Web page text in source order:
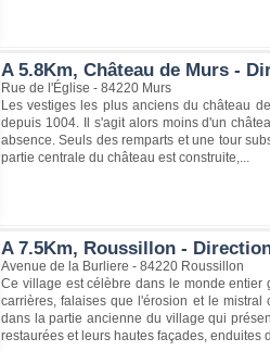
A 5.8Km, Château de Murs -
Rue de l'Église - 84220 Murs
Les vestiges les plus anciens du château
depuis 1004. Il s'agit alors moins d'un
absence. Seuls des remparts et une tour
partie centrale du château est construite,...
A 7.5Km, Roussillon -
Avenue de la Burliere - 84220 Roussillon
Ce village est célèbre dans le monde
carrières, falaises que l'érosion et le
dans la partie ancienne du village qui
restaurées et leurs hautes façades, enduites